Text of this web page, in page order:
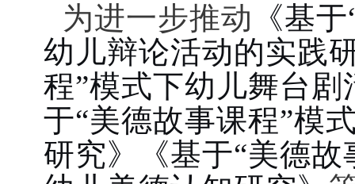
为进一步推动 《基
幼儿辩论活动的实践
程”模式下幼儿舞台
于“美德故事课程”模
研究》《基于“美德